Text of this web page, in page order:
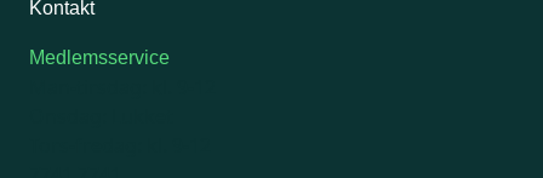
Kontakt
Medlemsservice